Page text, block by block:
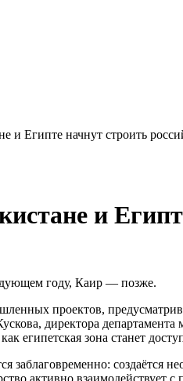
и Египте начнут строить
и
году, Каир — позже.
проектов,
директора
египетская зона станет
заблаговременно: создаётся
активно